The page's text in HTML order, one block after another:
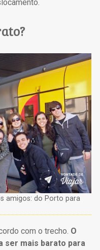
amigos: do Porto para
com o trecho. O
ser mais barato para